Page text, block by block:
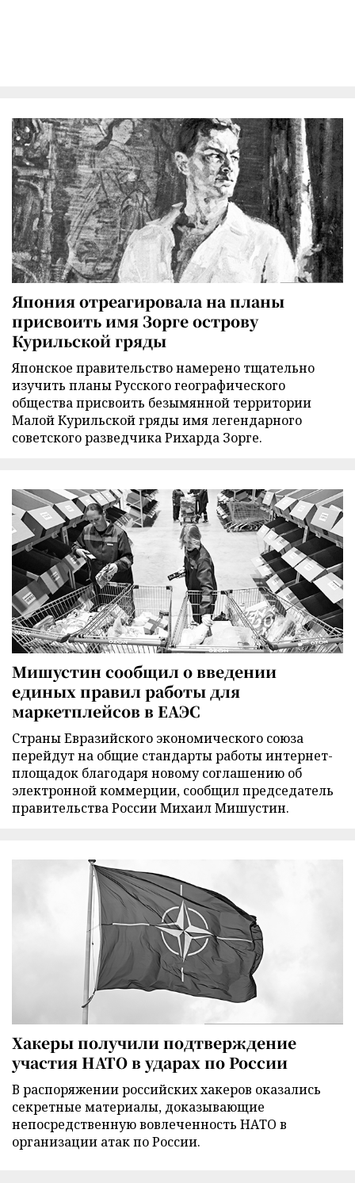
Япония отреагировала на планы
присвоить имя Зорге острову
Курильской гряды
Японское правительство намерено тщательно
изучить планы Русского географического
общества присвоить безымянной территории
Малой Курильской гряды имя легендарного
советского разведчика Рихарда Зорге.
Мишустин сообщил о введении
единых правил работы для
маркетплейсов в ЕАЭС
Страны Евразийского экономического союза
перейдут на общие стандарты работы интернет-
площадок благодаря новому соглашению об
электронной коммерции, сообщил председатель
правительства России Михаил Мишустин.
Хакеры получили подтверждение
участия НАТО в ударах по России
В распоряжении российских хакеров оказались
секретные материалы, доказывающие
непосредственную вовлеченность НАТО в
организации атак по России.